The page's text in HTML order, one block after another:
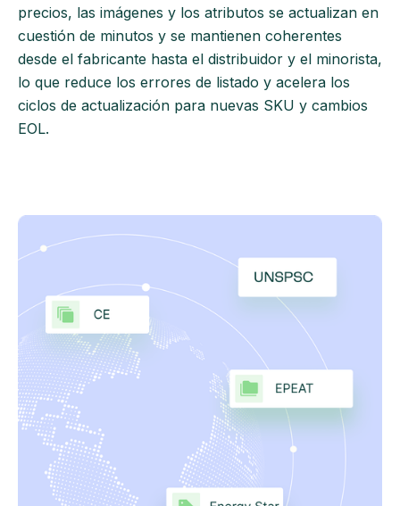
precios, las imágenes y los atributos se actualizan en
cuestión de minutos y se mantienen coherentes
desde el fabricante hasta el distribuidor y el minorista,
lo que reduce los errores de listado y acelera los
ciclos de actualización para nuevas SKU y cambios
EOL.